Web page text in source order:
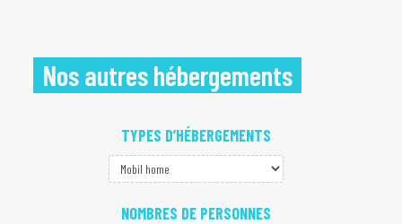
Nos autres hébergements
TYPES D’HÉBERGEMENTS
NOMBRES DE PERSONNES